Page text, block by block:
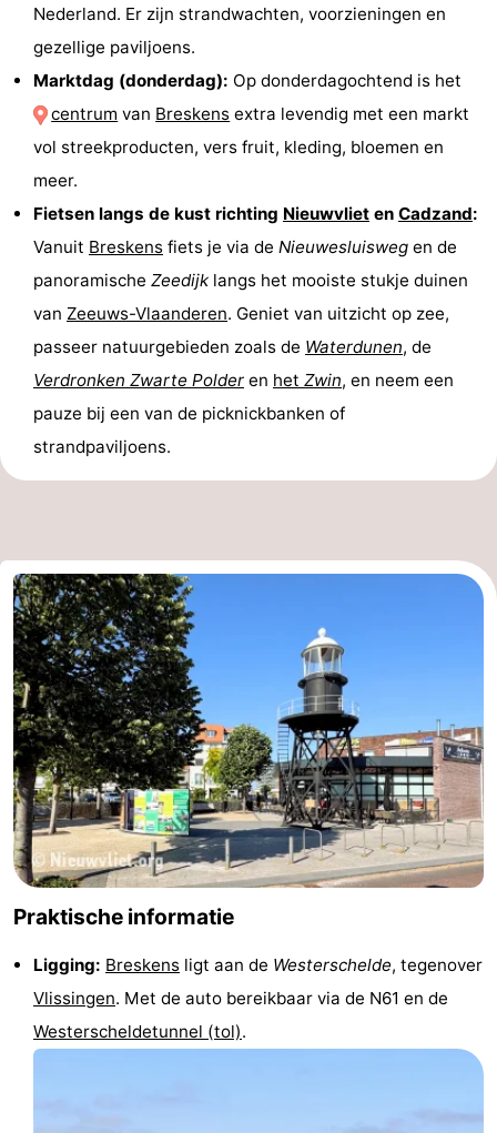
Nederland. Er zijn strandwachten, voorzieningen en
gezellige paviljoens.
Marktdag (donderdag): Op donderdagochtend is het
centrum van Breskens extra levendig met een markt
vol streekproducten, vers fruit, kleding, bloemen en
meer.
Fietsen langs de kust richting Nieuwvliet en Cadzand:
Vanuit Breskens fiets je via de Nieuwesluisweg en de
panoramische Zeedijk langs het mooiste stukje duinen
van Zeeuws-Vlaanderen. Geniet van uitzicht op zee,
passeer natuurgebieden zoals de Waterdunen, de
Verdronken Zwarte Polder en het Zwin, en neem een
pauze bij een van de picknickbanken of
strandpaviljoens.
Praktische informatie
Ligging: Breskens ligt aan de Westerschelde, tegenover
Vlissingen. Met de auto bereikbaar via de N61 en de
Westerscheldetunnel (tol).